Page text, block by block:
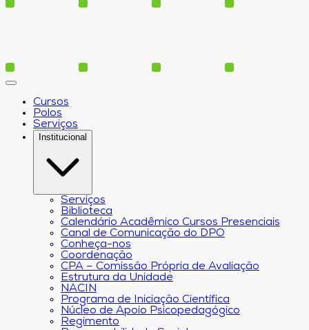
Cursos
Polos
Serviços
Institucional
Serviços
Biblioteca
Calendário Acadêmico Cursos Presenciais
Canal de Comunicação do DPO
Conheça-nos
Coordenação
CPA – Comissão Própria de Avaliação
Estrutura da Unidade
NACIN
Programa de Iniciação Científica
Núcleo de Apoio Psicopedagógico
Regimento